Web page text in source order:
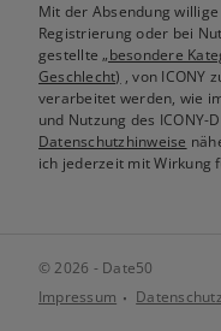
Mit der Absendung
Registrierung oder bei
gestellte„besondere
Geschlecht) , von ICONY
verarbeitet werden, wie
und Nutzung des
Datenschutzhinweise
ich jederzeit mit Wirkung
© 2026 - Date50
Impressum
Datenschutz